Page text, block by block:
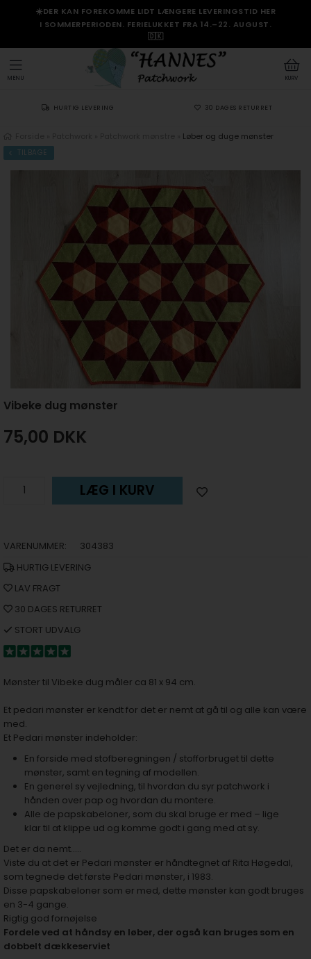
☀️DER KAN FOREKOMME LIDT LÆNGERE LEVERINGSTID HER
I SOMMERPERIODEN. FERIELUKKET FRA 14.–22. AUGUST.
🇩🇰
KURV
MENU
HURTIG LEVERING 30 DAGES RETURRET
Løber og duge mønster
TILBAGE
Vibeke dug mønster
75,00 DKK
LÆG I KURV
VARENUMMER:
304383
HURTIG LEVERING
LAV FRAGT
30 DAGES RETURRET
STORT UDVALG
Mønster til Vibeke dug måler ca 81 x 94 cm.
Et pedari mønster er kendt for det er nemt at gå til og alle kan være
med.
Et Pedari mønster indeholder:
En forside med stofberegningen / stofforbruget til dette
mønster, samt en tegning af modellen.
En generel sy vejledning, til hvordan du syr patchwork i
hånden over pap og hvordan du montere.
Alle de papskabeloner, som du skal bruge er med – lige
klar til at klippe ud og komme godt i gang med at sy.
Det er da nemt…..
Viste du at det er Pedari mønster er håndtegnet af Rita Høgedal,
som tegnede det første Pedari mønster, i 1983.
Disse papskabeloner som er med, dette mønster kan godt bruges
en 3-4 gange.
Rigtig god fornøjelse
Fordele ved at håndsy en løber, der også kan bruges som en
dobbelt dækkeserviet